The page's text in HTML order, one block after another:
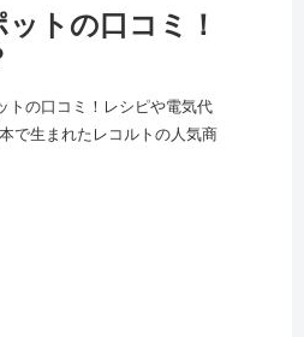
トの口コミ！
トの口コミ！レシピや電気代
で生まれたレコルトの人気商